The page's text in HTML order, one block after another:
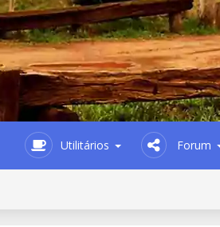
Utilitários Forum